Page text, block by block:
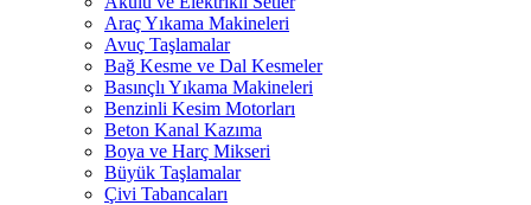
Araç Yıkama Makineleri
Avuç Taşlamalar
Bağ Kesme ve Dal Kesmeler
Basınçlı Yıkama Makineleri
Benzinli Kesim Motorları
Beton Kanal Kazıma
Boya ve Harç Mikseri
Büyük Taşlamalar
Çivi Tabancaları